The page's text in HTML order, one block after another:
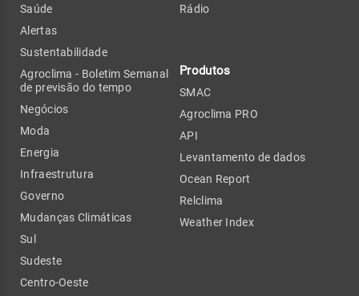
Saúde
Alertas
Sustentabilidade
Agroclima - Boletim Semanal
de previsão do tempo
Negócios
Moda
Energia
Infraestrutura
Governo
Mudanças Climáticas
Sul
Sudeste
Centro-Oeste
Rádio
Produtos
SMAC
Agroclima PRO
API
Levantamento de dados
Ocean Report
Relclima
Weather Index